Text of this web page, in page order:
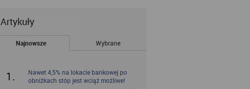
Artykuły
Najnowsze Wybrane
1.
Nawet 4,5% na lokacie bankowej po
obniżkach stóp jest wciąż możliwe!